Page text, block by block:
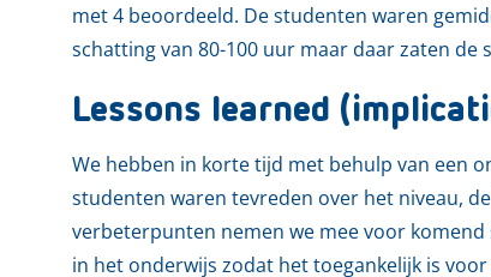
met 4 beoordeeld. De studenten waren
schatting van 80-100 uur maar daar zaten
Lessons learned
We hebben in korte tijd met behulp van een
studenten waren tevreden over het niveau,
verbeterpunten nemen we mee voor
in het onderwijs zodat het toegankelijk is